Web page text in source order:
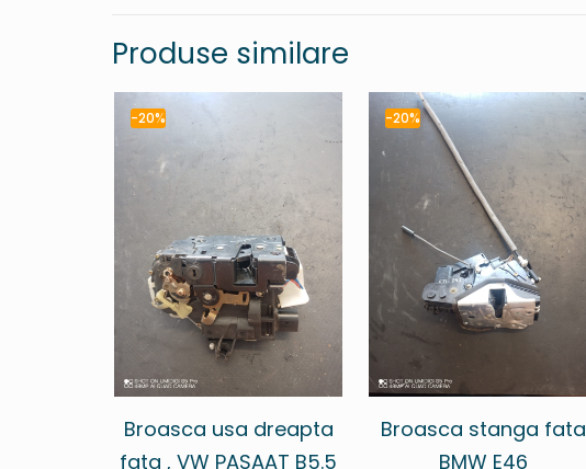
Produse similare
-20%
Broasca usa dreapta
fata , VW PASAAT B5.5
-20%
Broasca stanga fata
BMW E46